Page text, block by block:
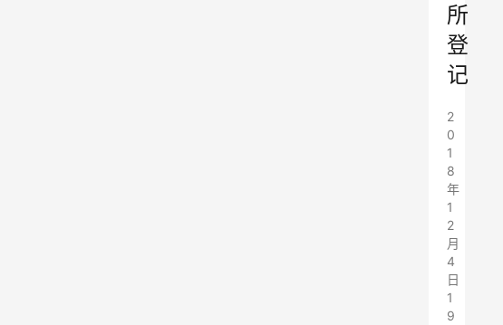
所
登
记
2
0
1
8
年
1
2
月
4
日
1
9